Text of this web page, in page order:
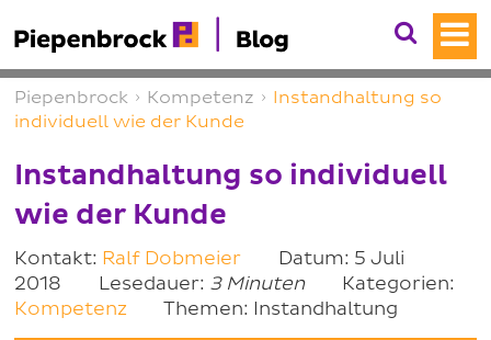
Piepenbrock › Kompetenz › Instandhaltung so
individuell wie der Kunde
Instandhaltung so individuell
wie der Kunde
Kontakt: Ralf Dobmeier
Datum: 5 Juli
2018
Lesedauer: 3 Minuten
Kategorien:
Kompetenz
Themen: Instandhaltung